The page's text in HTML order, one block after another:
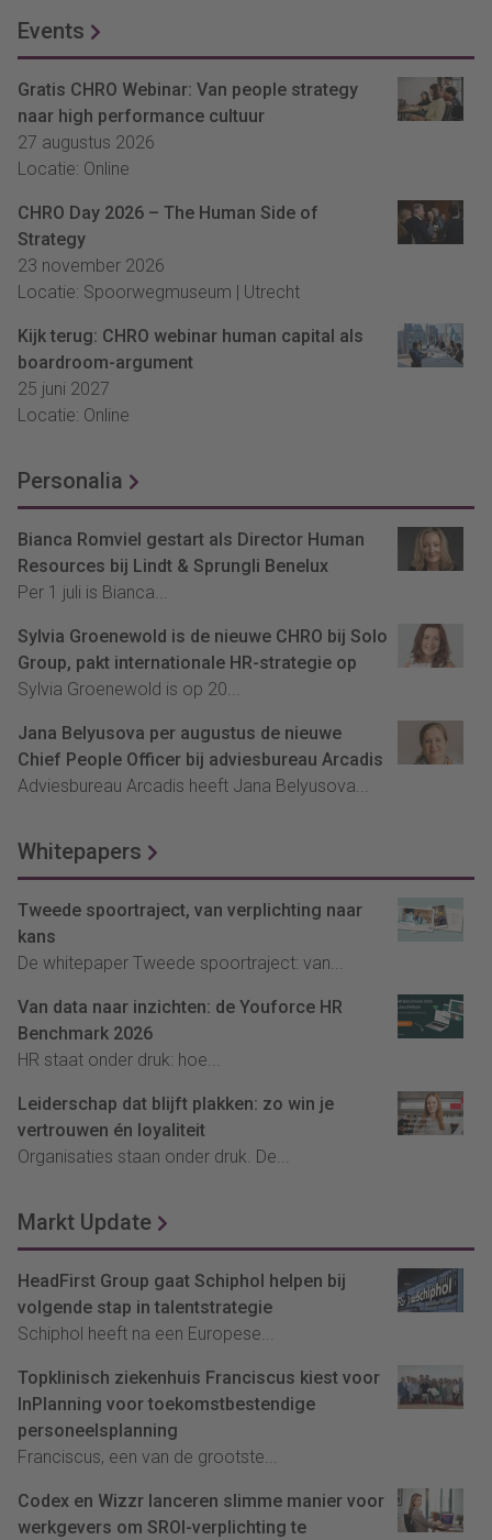
Events
Gratis CHRO Webinar: Van people strategy
naar high performance cultuur
27 augustus 2026
Locatie: Online
CHRO Day 2026 – The Human Side of
Strategy
23 november 2026
Locatie: Spoorwegmuseum | Utrecht
Kijk terug: CHRO webinar human capital als
boardroom-argument
25 juni 2027
Locatie: Online
Personalia
Bianca Romviel gestart als Director Human
Resources bij Lindt & Sprungli Benelux
Per 1 juli is Bianca...
Sylvia Groenewold is de nieuwe CHRO bij Solo
Group, pakt internationale HR-strategie op
Sylvia Groenewold is op 20...
Jana Belyusova per augustus de nieuwe
Chief People Officer bij adviesbureau Arcadis
Adviesbureau Arcadis heeft Jana Belyusova...
Whitepapers
Tweede spoortraject, van verplichting naar
kans
De whitepaper Tweede spoortraject: van...
Van data naar inzichten: de Youforce HR
Benchmark 2026
HR staat onder druk: hoe...
Leiderschap dat blijft plakken: zo win je
vertrouwen én loyaliteit
Organisaties staan onder druk. De...
Markt Update
HeadFirst Group gaat Schiphol helpen bij
volgende stap in talentstrategie
Schiphol heeft na een Europese...
Topklinisch ziekenhuis Franciscus kiest voor
InPlanning voor toekomstbestendige
personeelsplanning
Franciscus, een van de grootste...
Codex en Wizzr lanceren slimme manier voor
werkgevers om SROI-verplichting te